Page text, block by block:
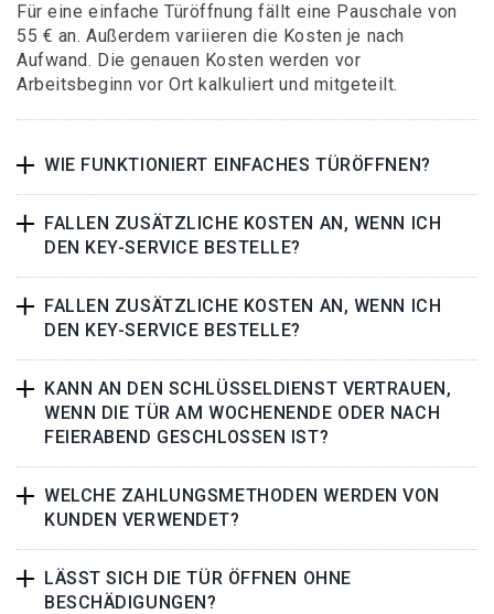
Für eine einfache Türöffnung fällt eine Pauschale von
55 € an. Außerdem variieren die Kosten je nach
Aufwand. Die genauen Kosten werden vor
Arbeitsbeginn vor Ort kalkuliert und mitgeteilt.
WIE FUNKTIONIERT EINFACHES TÜRÖFFNEN?
FALLEN ZUSÄTZLICHE KOSTEN AN, WENN ICH
DEN KEY-SERVICE BESTELLE?
FALLEN ZUSÄTZLICHE KOSTEN AN, WENN ICH
DEN KEY-SERVICE BESTELLE?
KANN AN DEN SCHLÜSSELDIENST VERTRAUEN,
WENN DIE TÜR AM WOCHENENDE ODER NACH
FEIERABEND GESCHLOSSEN IST?
WELCHE ZAHLUNGSMETHODEN WERDEN VON
KUNDEN VERWENDET?
LÄSST SICH DIE TÜR ÖFFNEN OHNE
BESCHÄDIGUNGEN?